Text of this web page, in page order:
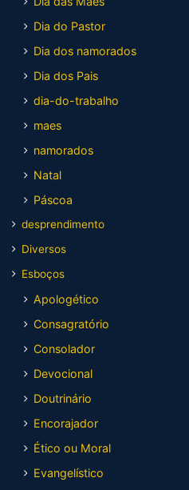
Dia do Pastor
Dia dos namorados
Dia dos Pais
dia-do-trabalho
maes
namorados
Natal
Páscoa
desprendimento
Diversos
Esboços
Apologético
Consagratório
Consolador
Devocional
Doutrinário
Encorajador
Ético ou Moral
Evangelístico